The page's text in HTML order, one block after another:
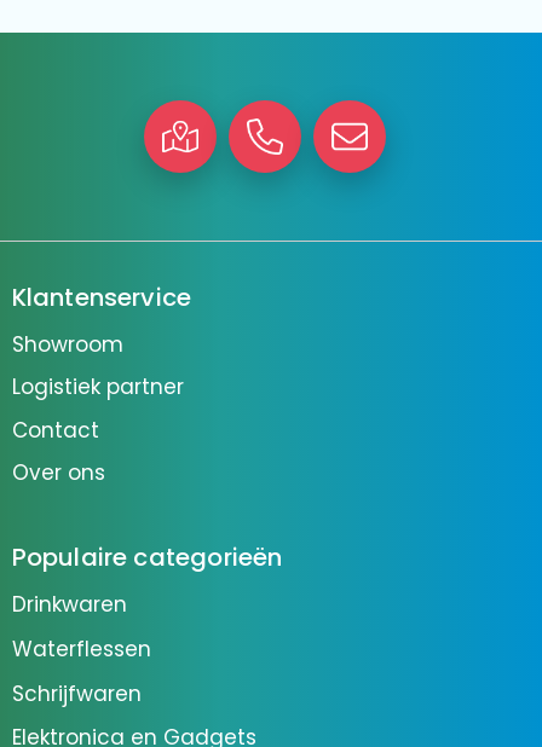
Klantenservice
Showroom
Logistiek partner
Contact
Over ons
Populaire categorieën
Drinkwaren
Waterflessen
Schrijfwaren
Elektronica en Gadgets